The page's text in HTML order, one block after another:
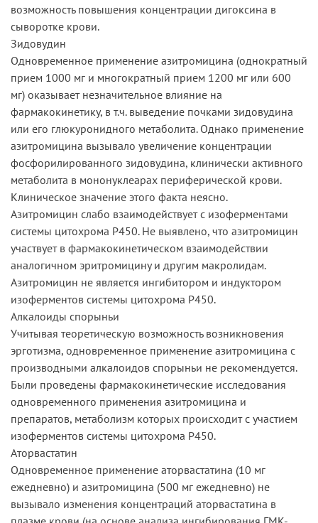
возможность повышения концентрации дигоксина в
сыворотке крови.
Зидовудин
Одновременное применение азитромицина (однократный
прием 1000 мг и многократный прием 1200 мг или 600
мг) оказывает незначительное влияние на
фармакокинетику, в т.ч. выведение почками зидовудина
или его глюкуронидного метаболита. Однако применение
азитромицина вызывало увеличение концентрации
фосфорилированного зидовудина, клинически активного
метаболита в мононуклеарах периферической крови.
Клиническое значение этого факта неясно.
Азитромицин слабо взаимодействует с изоферментами
системы цитохрома Р450. Не выявлено, что азитромицин
участвует в фармакокинетическом взаимодействии
аналогичном эритромицину и другим макролидам.
Азитромицин не является ингибитором и индуктором
изоферментов системы цитохрома Р450.
Алкалоиды спорыньи
Учитывая теоретическую возможность возникновения
эрготизма, одновременное применение азитромицина с
производными алкалоидов спорыньи не рекомендуется.
Были проведены фармакокинетические исследования
одновременного применения азитромицина и
препаратов, метаболизм которых происходит с участием
изоферментов системы цитохрома Р450.
Аторвастатин
Одновременное применение аторвастатина (10 мг
ежедневно) и азитромицина (500 мг ежедневно) не
вызывало изменения концентраций аторвастатина в